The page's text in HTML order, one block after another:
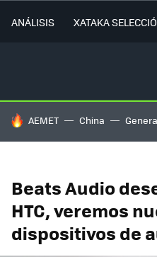
ANÁLISIS XATAKA
HOY SE HABLA DE
AEMET China
Beats Audio
HTC, veremos
dispositivos de